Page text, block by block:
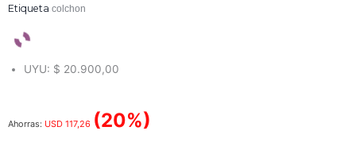
Etiqueta colchon
UYU: $ 20.900,00
Ahorras: USD 117,26 (20%)